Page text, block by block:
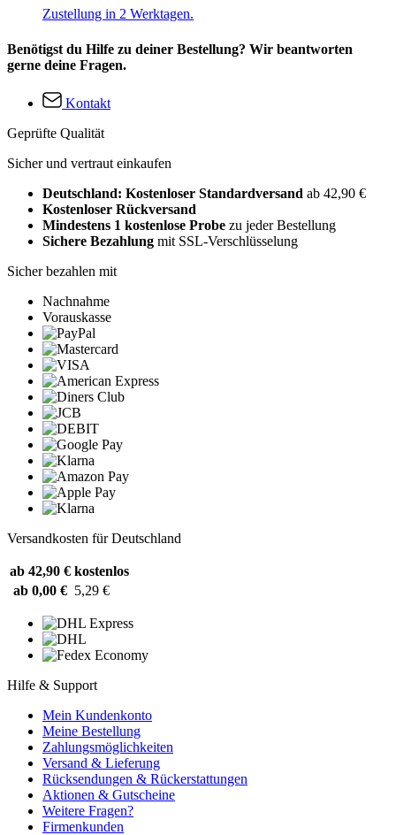
Zustellung in 2 Werktagen.
Benötigst du Hilfe zu deiner Bestellung? Wir beantworten
gerne deine Fragen.
Kontakt
Geprüfte Qualität
Sicher und vertraut einkaufen
Deutschland: Kostenloser Standardversand ab 42,90 €
Kostenloser Rückversand
Mindestens 1 kostenlose Probe zu jeder Bestellung
Sichere Bezahlung mit SSL-Verschlüsselung
Sicher bezahlen mit
Nachnahme
Vorauskasse
Versandkosten für Deutschland
ab 42,90 € kostenlos
ab 0,00 € 5,29 €
Hilfe & Support
Mein Kundenkonto
Meine Bestellung
Zahlungsmöglichkeiten
Versand & Lieferung
Rücksendungen & Rückerstattungen
Aktionen & Gutscheine
Weitere Fragen?
Firmenkunden